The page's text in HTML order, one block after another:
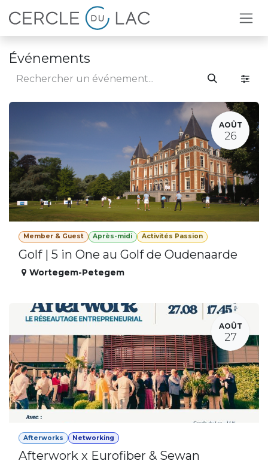
Se rendre au contenu
Événements
AOÛT
26
Member & Guest Après-midi Activités Passion
Golf | 5 in One au Golf de Oudenaarde
Wortegem-Petegem
AOÛT
27
Afterworks Networking
Afterwork x Eurofiber & Sewan